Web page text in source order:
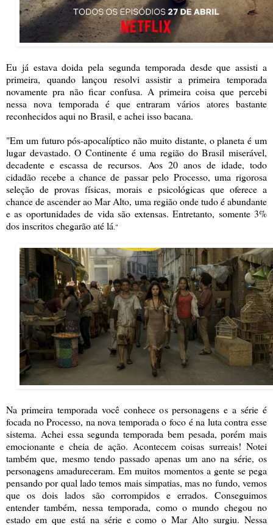
Eu já estava doida pela segunda temporada desde que assisti a
primeira, quando lançou resolvi assistir a primeira temporada
novamente pra não ficar confusa. A primeira coisa que percebi
nessa nova temporada é que entraram vários atores bastante
reconhecidos aqui no Brasil, e achei isso bacana.
"Em um futuro pós-apocalíptico não muito distante, o planeta é um
lugar devastado. O Continente é uma região do Brasil miserável,
decadente e escassa de recursos. Aos 20 anos de idade, todo
cidadão recebe a chance de passar pelo Processo, uma rigorosa
seleção de provas físicas, morais e psicológicas que oferece a
chance de ascender ao Mar Alto, uma região onde tudo é abundante
e as oportunidades de vida são extensas. Entretanto, somente 3%
dos inscritos chegarão até lá."
Na primeira temporada você conhece os personagens e a série é
focada no Processo, na nova temporada o foco é na luta contra esse
sistema. Achei essa segunda temporada bem pesada, porém mais
emocionante e cheia de ação. Acontecem coisas surreais! Notei
também que, mesmo tendo passado apenas um ano na série, os
personagens amadureceram. Em muitos momentos a gente se pega
pensando por qual lado temos mais simpatias, mas no fundo, vemos
que os dois lados são corrompidos e errados. Conseguimos
entender também, nessa temporada, como o mundo chegou no
estado em que está na série e como o Mar Alto surgiu. Nessa